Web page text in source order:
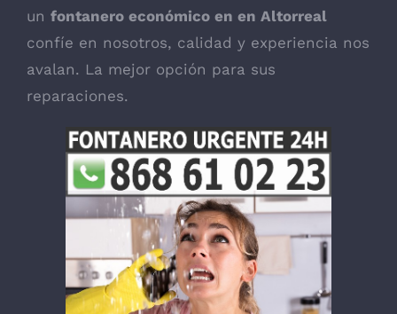
un fontanero económico en en Altorreal
confíe en nosotros, calidad y experiencia nos
avalan. La mejor opción para sus
reparaciones.